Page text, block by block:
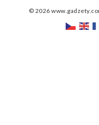
© 2026